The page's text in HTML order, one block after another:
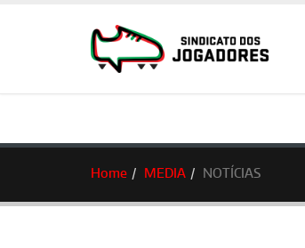
Home MEDIA NOTÍCIAS